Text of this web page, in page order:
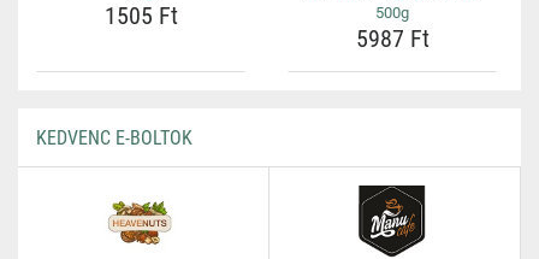
1505 Ft
500g
5987 Ft
KEDVENC E-BOLTOK